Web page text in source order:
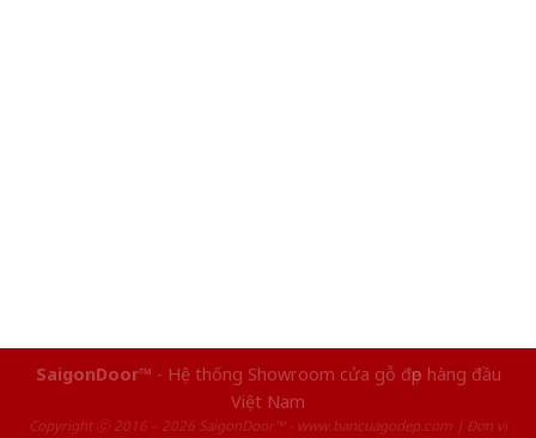
SaigonDoor™ - Hệ thống Showroom cửa gỗ đẹp hàng đầu
Việt Nam
Copyright ⓒ 2016 – 2026 SaigonDoor™ - www.bancuagodep.com | Đơn vị